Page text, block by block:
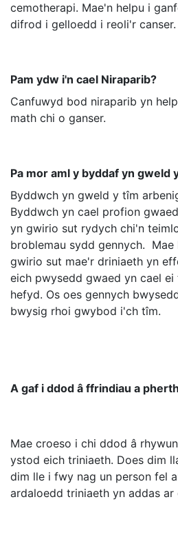
cemotherapi. Mae'n helpu i
difrod i gelloedd i reoli'r canser.
Pam ydw i'n cael Niraparib?
Canfuwyd bod niraparib yn
math chi o ganser.
Pa mor aml y byddaf yn gweld
Byddwch yn gweld y tîm
Byddwch yn cael profion
yn gwirio sut rydych chi'n
broblemau sydd gennych. Mae
gwirio sut mae'r driniaeth yn
eich pwysedd gwaed yn cael
hefyd. Os oes gennych
bwysig rhoi gwybod i'ch tîm.
A gaf i ddod â ffrindiau a
Mae croeso i chi ddod â
ystod eich triniaeth. Does dim
dim lle i fwy nag un person fel
ardaloedd triniaeth yn addas